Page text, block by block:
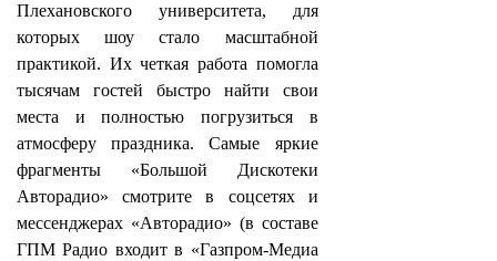
Плехановского университета, для
которых шоу стало масштабной
практикой. Их четкая работа помогла
тысячам гостей быстро найти свои
места и полностью погрузиться в
атмосферу праздника. Самые яркие
фрагменты «Большой Дискотеки
Авторадио» смотрите в соцсетях и
мессенджерах «Авторадио» (в составе
ГПМ Радио входит в «Газпром-Медиа